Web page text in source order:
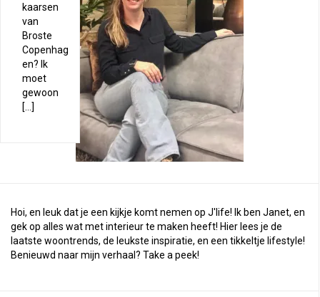
kaarsen
van
Broste
Copenhag
en? Ik
moet
gewoon
[…]
Hoi, en leuk dat je een kijkje komt nemen op J'life! Ik ben Janet, en
gek op alles wat met interieur te maken heeft! Hier lees je de
laatste woontrends, de leukste inspiratie, en een tikkeltje lifestyle!
Benieuwd naar mijn verhaal? Take a peek!